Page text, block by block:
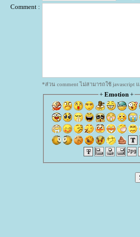
Comment :
*ส่วน comment ไม่สามารถใช้ javascript แ
+ Emotion+